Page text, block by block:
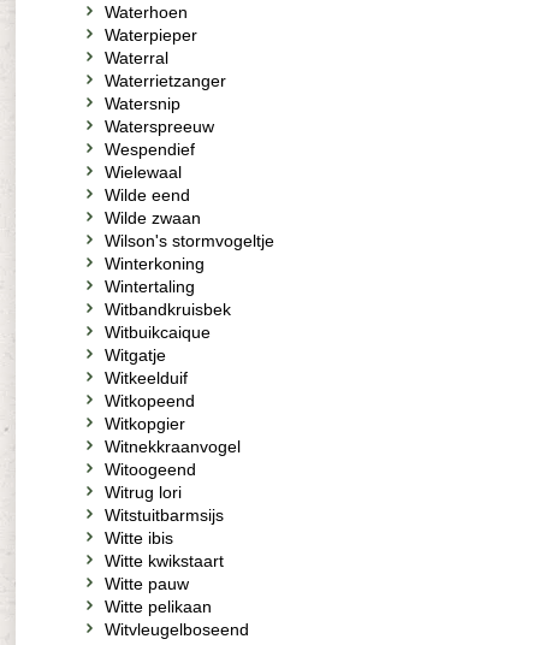
Waterhoen
Waterpieper
Waterral
Waterrietzanger
Watersnip
Waterspreeuw
Wespendief
Wielewaal
Wilde eend
Wilde zwaan
Wilson's stormvogeltje
Winterkoning
Wintertaling
Witbandkruisbek
Witbuikcaique
Witgatje
Witkeelduif
Witkopeend
Witkopgier
Witnekkraanvogel
Witoogeend
Witrug lori
Witstuitbarmsijs
Witte ibis
Witte kwikstaart
Witte pauw
Witte pelikaan
Witvleugelboseend